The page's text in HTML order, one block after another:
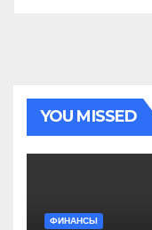
YOU MISSED
ФИНАНСЫ